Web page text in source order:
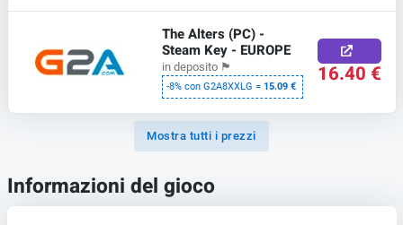
The Alters (PC) -
Steam Key - EUROPE
in deposito 🏴
-8% con G2A8XXLG =15.09 € 16.40 €
Mostra tutti i prezzi
Informazioni del gioco